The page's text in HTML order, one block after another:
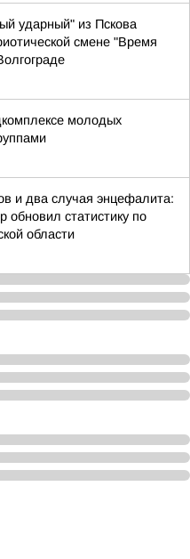
ударный" из Пскова
смене "Время
молодых
и два случая энцефалита:
обновил статистику по
области